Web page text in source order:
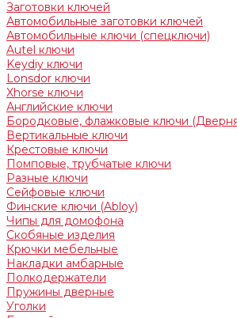
Заготовки ключей
Автомобильные заготовки ключей
Автомобильные ключи (спецключи)
Autel ключи
Keydiy ключи
Lonsdor ключи
Xhorse ключи
Английские ключи
Бородковые, флажковые ключи
Вертикальные ключи
Крестовые ключи
Помповые, трубчатые ключи
Разные ключи
Сейфовые ключи
Финские ключи (Abloy)
Чипы для домофона
Скобяные изделия
Крючки мебельные
Накладки амбарные
Полкодержатели
Пружины дверные
Уголки